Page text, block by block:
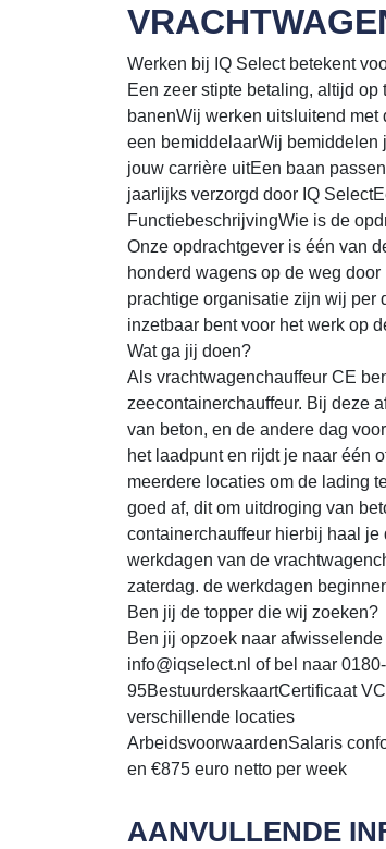
Werken bij IQ Select betekent
Een zeer stipte betaling, altijd
banenWij werken uitsluitend
een bemiddelaarWij
jouw carrière uitEen baan
jaarlijks verzorgd door IQ
FunctiebeschrijvingWie is de
Onze opdrachtgever is één van
honderd wagens op de weg
prachtige organisatie zijn wij per
inzetbaar bent voor het werk op
Wat ga jij doen?
Als vrachtwagenchauffeur CE
zeecontainerchauffeur. Bij deze
van beton, en de andere dag
het laadpunt en rijdt je naar één
meerdere locaties om de lading
goed af, dit om uitdroging van
containerchauffeur hierbij haal
werkdagen van de
zaterdag. de werkdagen
Ben jij de topper die wij zoeken?
Ben jij opzoek naar
info@iqselect.nl of bel naar
95BestuurderskaartCertificaat
verschillende locaties
ArbeidsvoorwaardenSalaris
en €875 euro netto per week
AANVULLENDE